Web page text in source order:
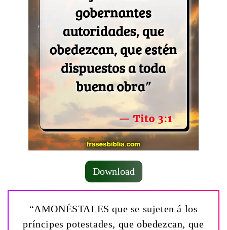
Download
“AMONÉSTALES que se sujeten á los
príncipes potestades, que obedezcan, que